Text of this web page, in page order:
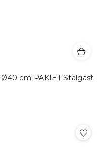
cm PAKIET Stalgast